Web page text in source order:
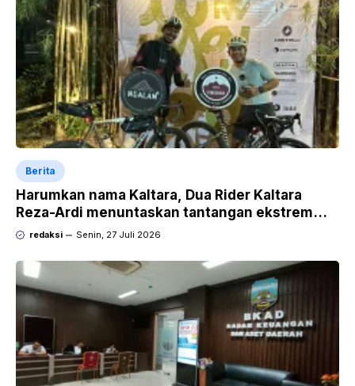
Berita
Harumkan nama Kaltara, Dua Rider Kaltara
Reza-Ardi menuntaskan tantangan ekstrem
Audax Malang 300 KM
redaksi Senin, 27 Juli 2026